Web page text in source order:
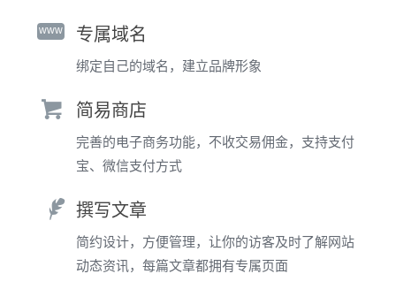
www 专属域名
绑定自己的域名，建立品牌形象
简易商店
完善的电子商务功能，不收交易佣金，支持支付
宝、微信支付方式
撰写文章
简约设计，方便管理，让你的访客及时了解网站
动态资讯，每篇文章都拥有专属页面